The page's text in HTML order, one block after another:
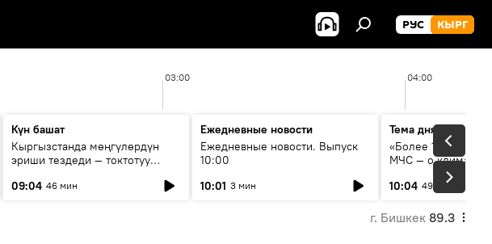
РУС КЫРГ
03:00 04:00
Күн башат
Кыргызстанда мөңгүлөрдүн
эриши тездеди — токтотуу
09:04 46 мин
Ежедневные новости
Ежедневные новости. Выпуск
10:00
10:01 3 мин
Тема дня
«Более 1200 сёл в
МЧС — о климате,
системе
населения
10:04 49 мин
г. Бишкек 89.3